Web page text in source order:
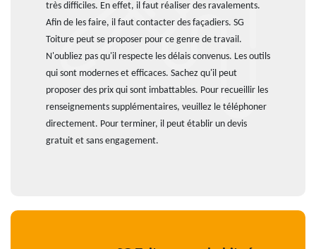
très difficiles. En effet, il faut réaliser des ravalements.
Afin de les faire, il faut contacter des façadiers. SG
Toiture peut se proposer pour ce genre de travail.
N'oubliez pas qu'il respecte les délais convenus. Les outils
qui sont modernes et efficaces. Sachez qu'il peut
proposer des prix qui sont imbattables. Pour recueillir les
renseignements supplémentaires, veuillez le téléphoner
directement. Pour terminer, il peut établir un devis
gratuit et sans engagement.